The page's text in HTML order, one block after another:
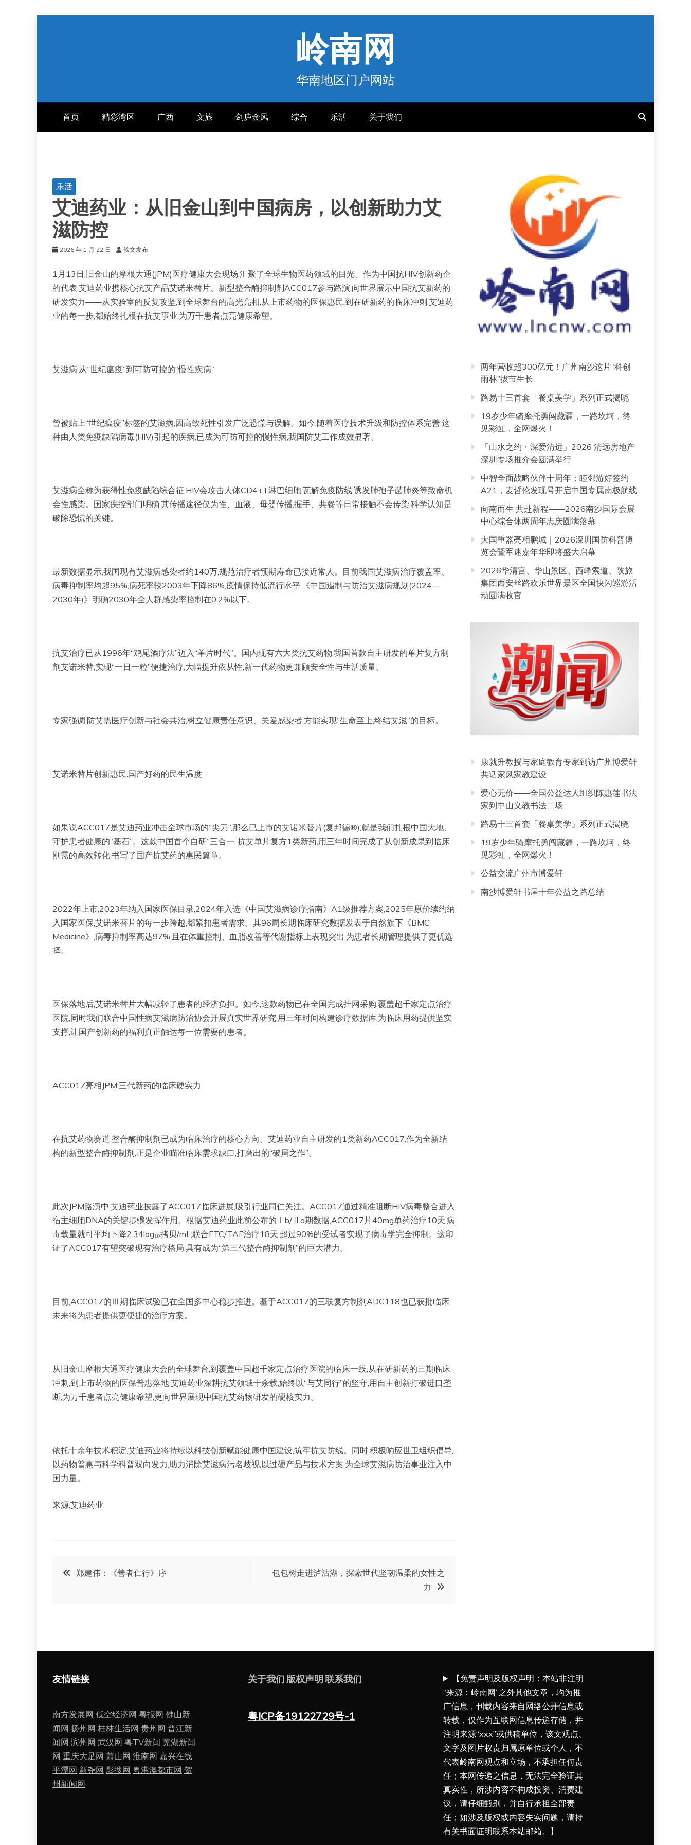
岭南网
华南地区门户网站
首页 精彩湾区 广西 文旅 剑庐金风 综合 乐活 关于我们
乐活
艾迪药业：从旧金山到中国病房，以创新助力艾
滋防控
2026 年 1 月 22 日 软文发布
1月13日,旧金山的摩根大通(JPM)医疗健康大会现场,汇聚了全球生物医药领域的目光。作为中国抗HIV创新药企
的代表,艾迪药业携核心抗艾产品艾诺米替片、新型整合酶抑制剂ACC017参与路演,向世界展示中国抗艾新药的
研发实力——从实验室的反复攻坚,到全球舞台的高光亮相,从上市药物的医保惠民,到在研新药的临床冲刺,艾迪药
业的每一步,都始终扎根在抗艾事业,为万千患者点亮健康希望。
艾滋病:从“世纪瘟疫”到可防可控的“慢性疾病”
曾被贴上“世纪瘟疫”标签的艾滋病,因高致死性引发广泛恐慌与误解。如今,随着医疗技术升级和防控体系完善,这
种由人类免疫缺陷病毒(HIV)引起的疾病,已成为可防可控的慢性病,我国防艾工作成效显著。
艾滋病全称为获得性免疫缺陷综合征,HIV会攻击人体CD4+T淋巴细胞,瓦解免疫防线,诱发肺孢子菌肺炎等致命机
会性感染。国家疾控部门明确,其传播途径仅为性、血液、母婴传播,握手、共餐等日常接触不会传染,科学认知是
破除恐慌的关键。
最新数据显示,我国现有艾滋病感染者约140万,规范治疗者预期寿命已接近常人。目前我国艾滋病治疗覆盖率、
病毒抑制率均超95%,病死率较2003年下降86%,疫情保持低流行水平,《中国遏制与防治艾滋病规划(2024—
2030年)》明确2030年全人群感染率控制在0.2%以下。
抗艾治疗已从1996年“鸡尾酒疗法”迈入“单片时代”。国内现有六大类抗艾药物,我国首款自主研发的单片复方制
剂艾诺米替,实现“一日一粒”便捷治疗,大幅提升依从性,新一代药物更兼顾安全性与生活质量。
专家强调,防艾需医疗创新与社会共治,树立健康责任意识、关爱感染者,方能实现“生命至上,终结艾滋”的目标。
艾诺米替片创新惠民:国产好药的民生温度
如果说ACC017是艾迪药业冲击全球市场的“尖刀”,那么已上市的艾诺米替片(复邦德®),就是我们扎根中国大地、
守护患者健康的“基石”。这款中国首个自研“三合一”抗艾单片复方1类新药,用三年时间完成了从创新成果到临床
刚需的高效转化,书写了国产抗艾药的惠民篇章。
2022年上市,2023年纳入国家医保目录,2024年入选《中国艾滋病诊疗指南》A1级推荐方案,2025年原价续约纳
入国家医保,艾诺米替片的每一步跨越,都紧扣患者需求。其96周长期临床研究数据发表于自然旗下《BMC
Medicine》,病毒抑制率高达97%,且在体重控制、血脂改善等代谢指标上表现突出,为患者长期管理提供了更优选
择。
医保落地后,艾诺米替片大幅减轻了患者的经济负担。如今,这款药物已在全国完成挂网采购,覆盖超千家定点治疗
医院,同时我们联合中国性病艾滋病防治协会开展真实世界研究,用三年时间构建诊疗数据库,为临床用药提供坚实
支撑,让国产创新药的福利真正触达每一位需要的患者。
ACC017亮相JPM:三代新药的临床硬实力
在抗艾药物赛道,整合酶抑制剂已成为临床治疗的核心方向。艾迪药业自主研发的1类新药ACC017,作为全新结
构的新型整合酶抑制剂,正是企业瞄准临床需求缺口,打磨出的“破局之作”。
此次JPM路演中,艾迪药业披露了ACC017临床进展,吸引行业同仁关注。ACC017通过精准阻断HIV病毒整合进入
宿主细胞DNA的关键步骤发挥作用。根据艾迪药业此前公布的Ⅰb/Ⅱa期数据,ACC017片40mg单药治疗10天,病
毒载量就可平均下降2.34log₁₀拷贝/mL;联合FTC/TAF治疗18天,超过90%的受试者实现了病毒学完全抑制。这印
证了ACC017有望突破现有治疗格局,具有成为“第三代整合酶抑制剂”的巨大潜力。
目前,ACC017的Ⅲ期临床试验已在全国多中心稳步推进。基于ACC017的三联复方制剂ADC118也已获批临床,
未来将为患者提供更便捷的治疗方案。
从旧金山摩根大通医疗健康大会的全球舞台,到覆盖中国超千家定点治疗医院的临床一线;从在研新药的三期临床
冲刺,到上市药物的医保普惠落地,艾迪药业深耕抗艾领域十余载,始终以“与艾同行”的坚守,用自主创新打破进口垄
断,为万千患者点亮健康希望,更向世界展现中国抗艾药物研发的硬核实力。
依托十余年技术积淀,艾迪药业将持续以科技创新赋能健康中国建设,筑牢抗艾防线。同时,积极响应世卫组织倡导,
以药物普惠与科学科普双向发力,助力消除艾滋病污名歧视,以过硬产品与技术方案,为全球艾滋病防治事业注入中
国力量。
来源:艾迪药业
文
航
郑建伟：《善者仁行》序
包包树走进泸沽湖，探索世代坚韧温柔的女性之
力
两年营收超300亿元！广州南沙这片“科创
雨林”拔节生长
路易十三首套「餐桌美学」系列正式揭晓
19岁少年骑摩托勇闯藏疆，一路坎坷，终
见彩虹，全网爆火！
「山水之约・深爱清远」2026 清远房地产
深圳专场推介会圆满举行
中智全面战略伙伴十周年：睦邻游好签约
A21，麦哲伦发现号开启中国专属南极航线
向南而生 共赴新程——2026南沙国际会展
中心综合体两周年志庆圆满落幕
大国重器亮相鹏城｜2026深圳国防科普博
览会暨军迷嘉年华即将盛大启幕
2026华清宫、华山景区、西峰索道、陕旅
集团西安丝路欢乐世界景区全国快闪巡游活
动圆满收官
康就升教授与家庭教育专家到访广州博爱轩
共话家风家教建设
爱心无价——全国公益达人组织陈惠莲书法
家到中山义教书法二场
路易十三首套「餐桌美学」系列正式揭晓
19岁少年骑摩托勇闯藏疆，一路坎坷，终
见彩虹，全网爆火！
公益交流广州市博爱轩
南沙博爱轩书屋十年公益之路总结
友情链接
南方发展网 低空经济网 粤报网 佛山新
闻网 扬州网 桂林生活网 贵州网 晋江新
闻网 滨州网 武汉网 粤TV新闻 芜湖新闻
网 重庆大足网 萧山网 淮南网 嘉兴在线
平潭网 新尧网 影搜网 粤港澳都市网 贺
州新闻网
关于我们 版权声明 联系我们
粤ICP备19122729号-1
【免责声明及版权声明：本站非注明
“来源：岭南网”之外其他文章，均为推
广信息，刊载内容来自网络公开信息或
转载，仅作为互联网信息传递存储，并
注明来源“xxx”或供稿单位，该文观点、
文字及图片权责归属原单位或个人，不
代表岭南网观点和立场，不承担任何责
任；本网传递之信息，无法完全验证其
真实性，所涉内容不构成投资、消费建
议，请仔细甄别，并自行承担全部责
任；如涉及版权或内容失实问题，请持
有关书面证明联系本站邮箱。】